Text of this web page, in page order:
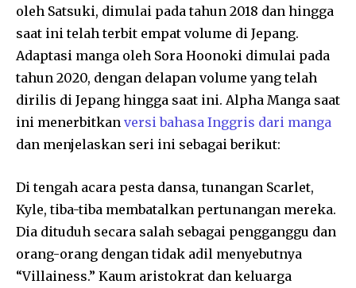
oleh Satsuki, dimulai pada tahun 2018 dan hingga
saat ini telah terbit empat volume di Jepang.
Adaptasi manga oleh Sora Hoonoki dimulai pada
tahun 2020, dengan delapan volume yang telah
dirilis di Jepang hingga saat ini. Alpha Manga saat
ini menerbitkan versi bahasa Inggris dari manga
dan menjelaskan seri ini sebagai berikut:
Di tengah acara pesta dansa, tunangan Scarlet,
Kyle, tiba-tiba membatalkan pertunangan mereka.
Dia dituduh secara salah sebagai pengganggu dan
orang-orang dengan tidak adil menyebutnya
“Villainess.” Kaum aristokrat dan keluarga